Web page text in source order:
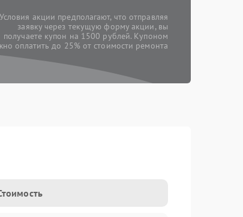
акции предполагают, что отправляя
заявку через текущую форму акции, вы
получаете купон на 1500 рублей. Купоном
оплатить до 25% от стоимости ремонта